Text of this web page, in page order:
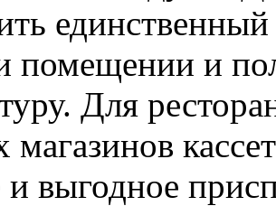
помещении и
Для
магазинов
и выгодное